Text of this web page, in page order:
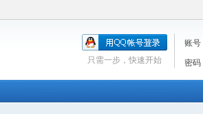
账号
密码
只需一步，快速开始